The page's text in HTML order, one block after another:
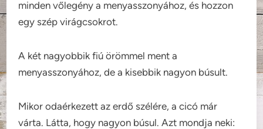
minden vőlegény a menyasszonyához, és hozzon
egy szép virágcsokrot.
A két nagyobbik fiú örömmel ment a
menyasszonyához, de a kisebbik nagyon búsult.
Mikor odaérkezett az erdő szélére, a cicó már
várta. Látta, hogy nagyon búsul. Azt mondja neki: